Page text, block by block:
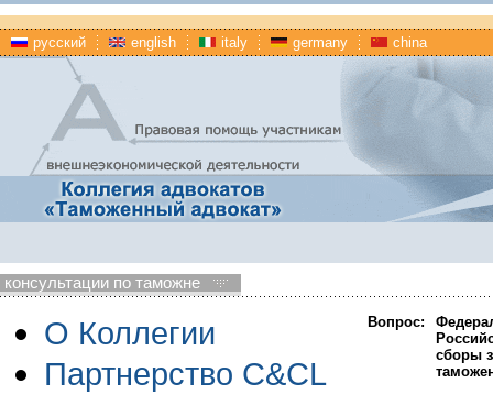
русский english italy germany china
консультации по таможне
О Коллегии
Партнерство C&CL
Вопрос:
сборы